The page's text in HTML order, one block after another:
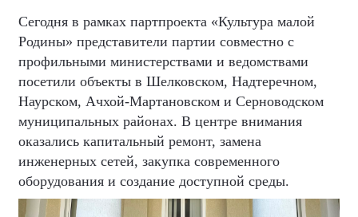
Сегодня в рамках партпроекта «Культура малой
Родины» представители партии совместно с
профильными министерствами и ведомствами
посетили объекты в Шелковском, Надтеречном,
Наурском, Ачхой-Мартановском и Серноводском
муниципальных районах. В центре внимания
оказались капитальный ремонт, замена
инженерных сетей, закупка современного
оборудования и создание доступной среды.